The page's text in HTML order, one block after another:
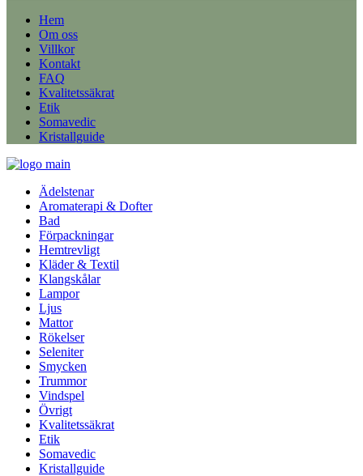
Hem
Om oss
Villkor
Kontakt
FAQ
Kvalitetssäkrat
Etik
Somavedic
Kristallguide
Ädelstenar
Aromaterapi & Dofter
Bad
Förpackningar
Hemtrevligt
Kläder & Textil
Klangskålar
Lampor
Ljus
Mattor
Rökelser
Seleniter
Smycken
Trummor
Vindspel
Övrigt
Kvalitetssäkrat
Etik
Somavedic
Kristallguide